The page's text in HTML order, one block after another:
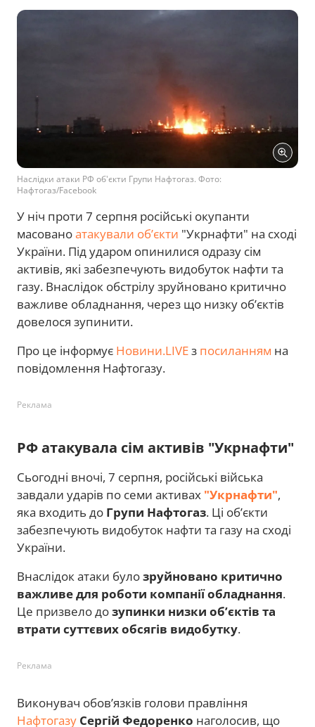
Наслідки атаки РФ об'єкти Групи Нафтогаз. Фото:
Нафтогаз/Facebook
У ніч проти 7 серпня російські окупанти
масованоатакували об’єкти "Укрнафти" на сході
України. Під ударом опинилися одразу сім
активів, які забезпечують видобуток нафти та
газу. Внаслідок обстрілу зруйновано критично
важливе обладнання, через що низку об’єктів
довелося зупинити.
Про це інформує Новини.LIVEз посиланням на
повідомлення Нафтогазу.
Реклама
РФ атакувала сім активів "Укрнафти"
Сьогодні вночі, 7 серпня, російські війська
завдали ударів по семи активах "Укрнафти",
яка входить до Групи Нафтогаз. Ці об’єкти
забезпечують видобуток нафти та газу на сході
України.
Внаслідок атаки булозруйновано критично
важливе для роботи компанії обладнання.
Це призвело дозупинки низки об’єктів та
втрати суттєвих обсягів видобутку.
Реклама
Виконувач обов’язків голови правління
Нафтогазу Сергій Федоренко наголосив, що